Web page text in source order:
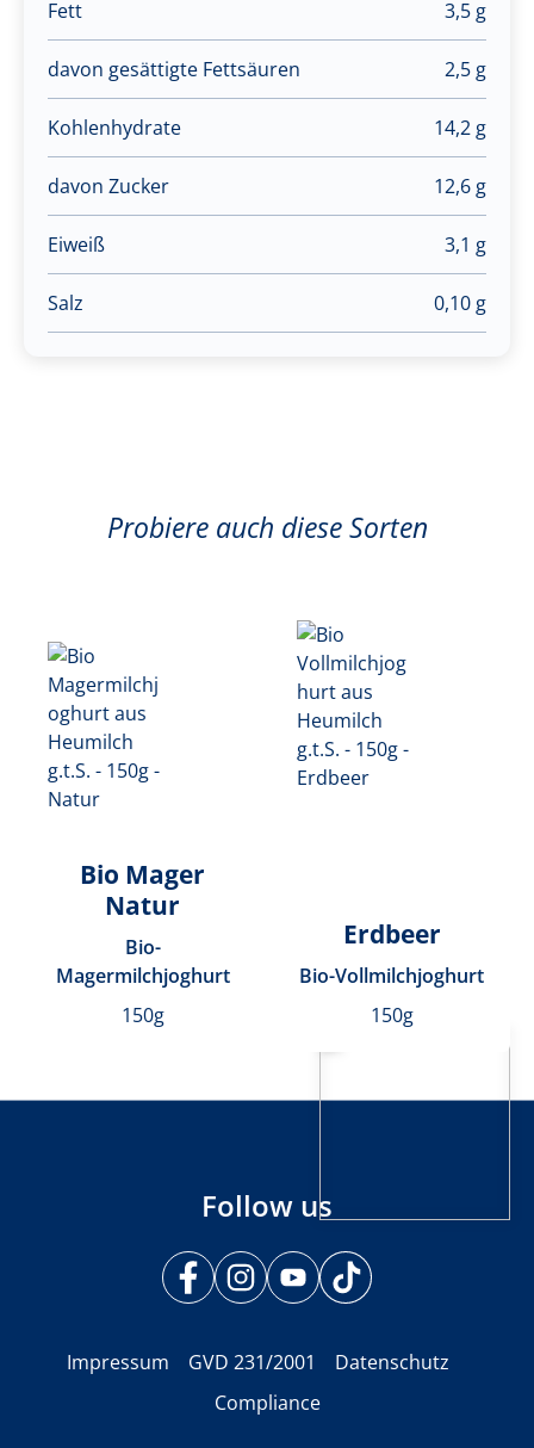
Fett 3,5 g
davon gesättigte Fettsäuren 2,5 g
Kohlenhydrate 14,2 g
davon Zucker 12,6 g
Eiweiß 3,1 g
Salz 0,10 g
Probiere auch diese Sorten
Bio Mager
Natur
Bio-
Magermilchjoghurt
150g
Erdbeer
Bio-Vollmilchjoghurt
150g
Follow us
Impressum GVD 231/2001
Datenschutz
Compliance